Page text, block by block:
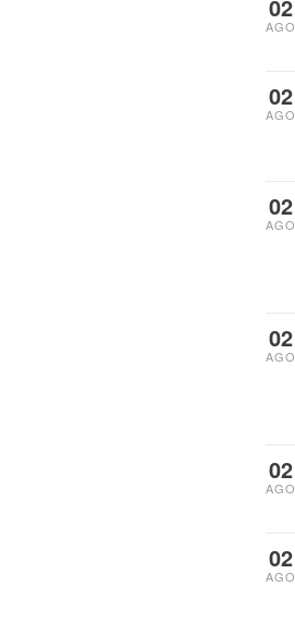
02
AGO
02
AGO
02
AGO
02
AGO
02
AGO
02
AGO